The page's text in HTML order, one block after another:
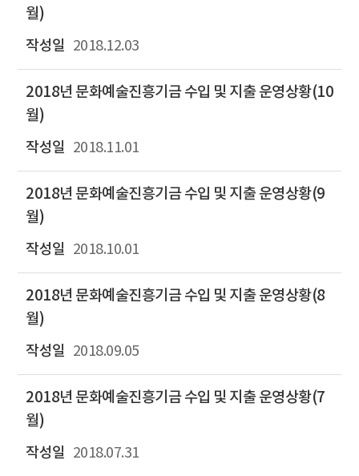
월)
2018.12.03
2018년 문화예술진흥기금 수입 및 지출 운영상황(10
월)
2018.11.01
2018년 문화예술진흥기금 수입 및 지출 운영상황(9
월)
2018.10.01
2018년 문화예술진흥기금 수입 및 지출 운영상황(8
월)
2018.09.05
2018년 문화예술진흥기금 수입 및 지출 운영상황(7
월)
2018.07.31